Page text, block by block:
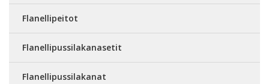
Flanellipeitot
Flanellipussilakanasetit
Flanellipussilakanat